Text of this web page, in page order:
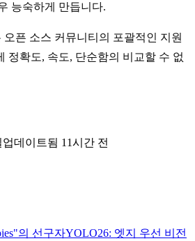
능숙하게 만듭니다.
픈 소스 커뮤니티의 포괄적인 지원
정확도, 속도, 단순함의 비교할 수 없
업데이트됨 11시간 전
의 선구자YOLO26: 엣지 우선 비전